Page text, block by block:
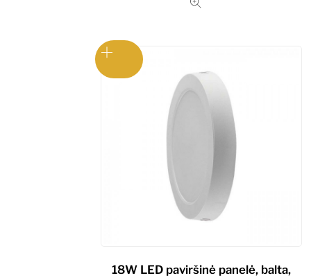
18W LED paviršinė panelė, balta,